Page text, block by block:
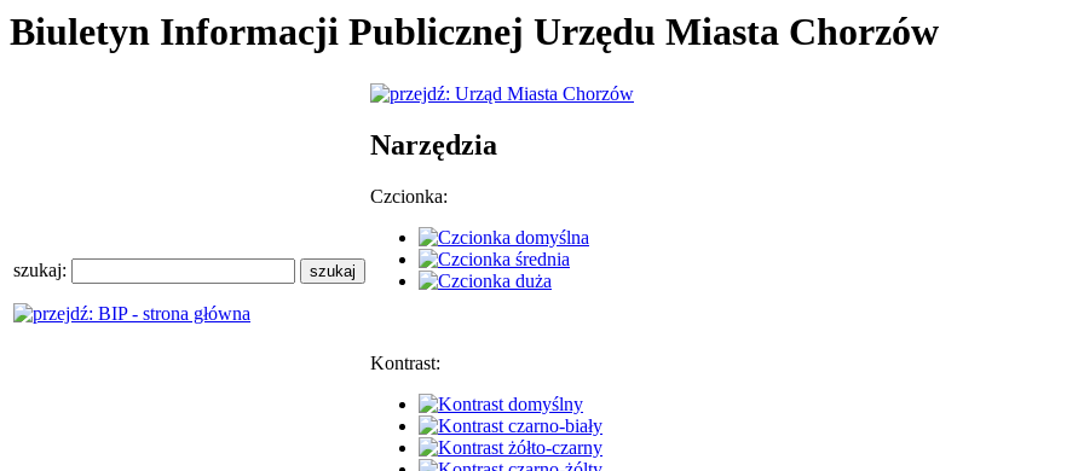
Biuletyn Informacji Publicznej Urzędu Miasta Chorzów
szukaj:
Narzędzia
Czcionka:
Kontrast: